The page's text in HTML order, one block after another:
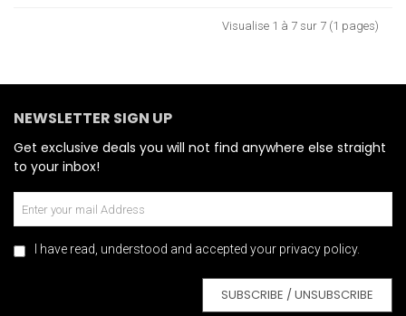
Visualise 1 à 7 sur 7 (1 pages)
NEWSLETTER SIGN UP
Get exclusive deals you will not find anywhere else straight
to your inbox!
I have read, understood and accepted your privacy policy.
SUBSCRIBE / UNSUBSCRIBE